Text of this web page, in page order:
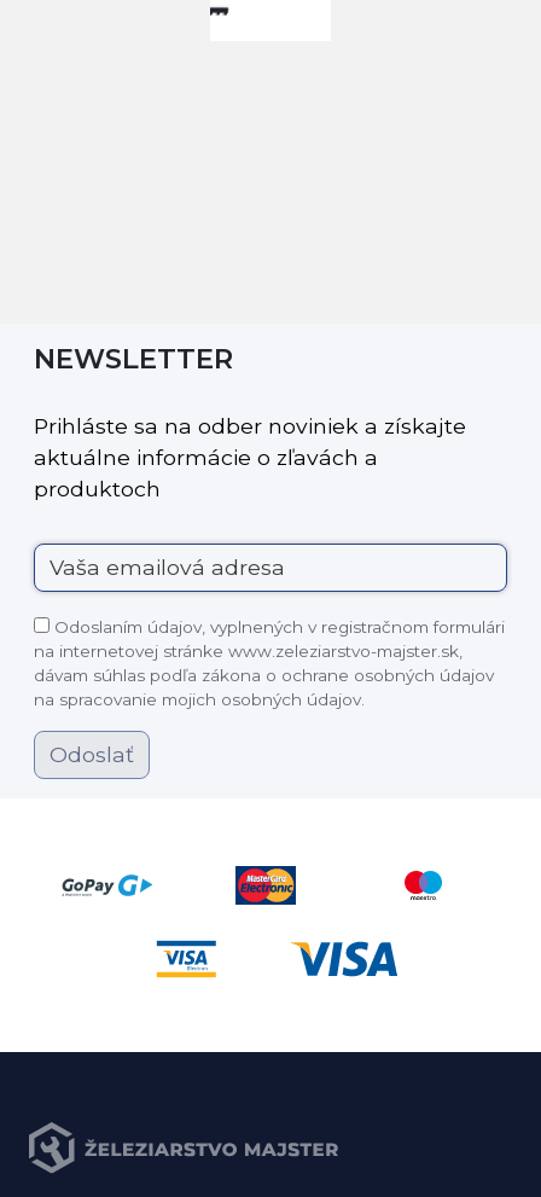
NEWSLETTER
Prihláste sa na odber noviniek a získajte
aktuálne informácie o zľavách a
produktoch
Odoslaním údajov, vyplnených v registračnom formulári
na internetovej stránke www.zeleziarstvo-majster.sk,
dávam súhlas podľa zákona o ochrane osobných údajov
na spracovanie mojich osobných údajov.
Odoslať